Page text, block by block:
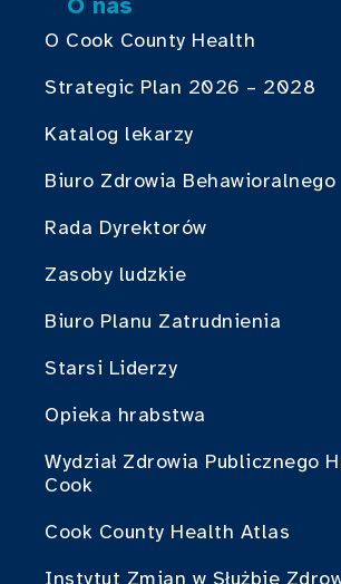
O Cook County Health
Strategic Plan 2026 – 2028
Katalog lekarzy
Biuro Zdrowia Behawioralnego
Rada Dyrektorów
Zasoby ludzkie
Biuro Planu Zatrudnienia
Starsi Liderzy
Opieka hrabstwa
Wydział Zdrowia Publicznego
Cook
Cook County Health Atlas
Instytut Zmian w Służbie